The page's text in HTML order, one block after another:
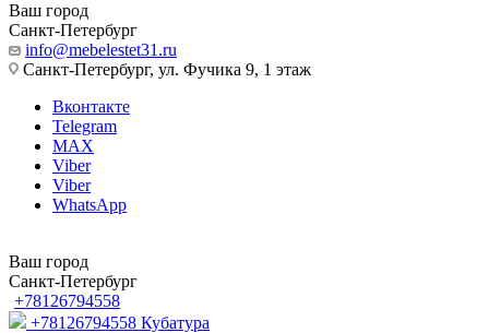
Ваш город
Санкт-Петербург
info@mebelestet31.ru
Санкт-Петербург, ул. Фучика 9, 1 этаж
Вконтакте
Telegram
MAX
Viber
Viber
WhatsApp
Ваш город
Санкт-Петербург
+78126794558
+78126794558 Кубатура